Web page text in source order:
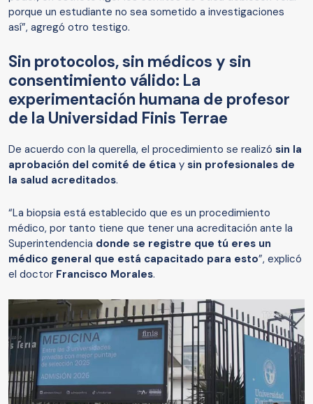
porque un estudiante no sea sometido a investigaciones
así”, agregó otro testigo.
Sin protocolos, sin médicos y sin
consentimiento válido: La
experimentación humana de profesor
de la Universidad Finis Terrae
De acuerdo con la querella, el procedimiento se realizó sin la
aprobación del comité de ética y sin profesionales de
la salud acreditados.
“La biopsia está establecido que es un procedimiento
médico, por tanto tiene que tener una acreditación ante la
Superintendencia donde se registre que tú eres un
médico general que está capacitado para esto”, explicó
el doctor Francisco Morales.